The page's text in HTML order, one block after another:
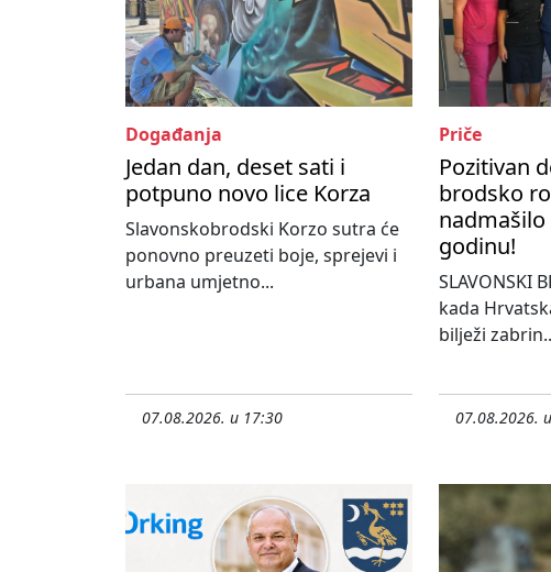
Događanja
Jedan dan, deset sati i
potpuno novo lice Korza
Slavonskobrodski Korzo sutra će
ponovno preuzeti boje, sprejevi i
urbana umjetno...
07.08.2026. u 17:30
Priče
Pozitivan
brodsko
godinu!
SLAVONSKI
kada
bilježi
07.08.2026.